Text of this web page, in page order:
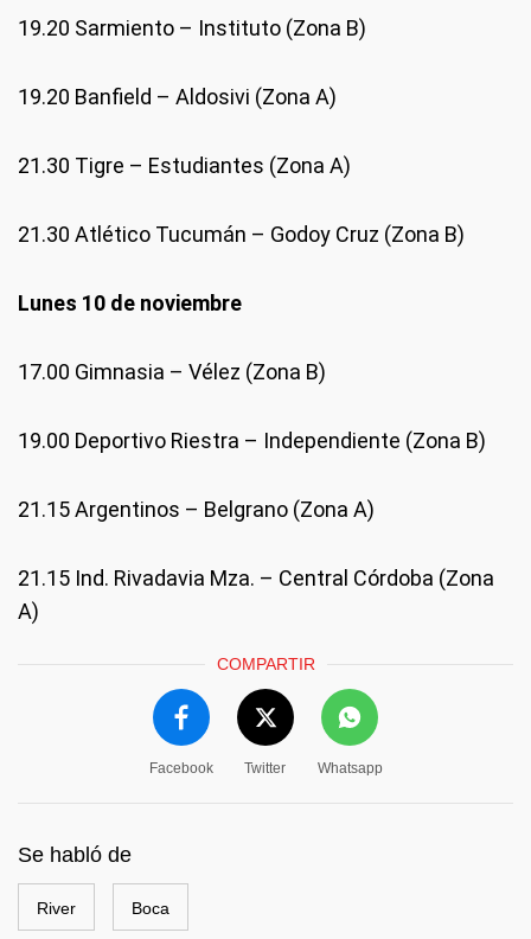
19.20 Sarmiento – Instituto (Zona B)
19.20 Banfield – Aldosivi (Zona A)
21.30 Tigre – Estudiantes (Zona A)
21.30 Atlético Tucumán – Godoy Cruz (Zona B)
Lunes 10 de noviembre
17.00 Gimnasia – Vélez (Zona B)
19.00 Deportivo Riestra – Independiente (Zona B)
21.15 Argentinos – Belgrano (Zona A)
21.15 Ind. Rivadavia Mza. – Central Córdoba (Zona
A)
COMPARTIR
Facebook Twitter Whatsapp
Se habló de
River Boca